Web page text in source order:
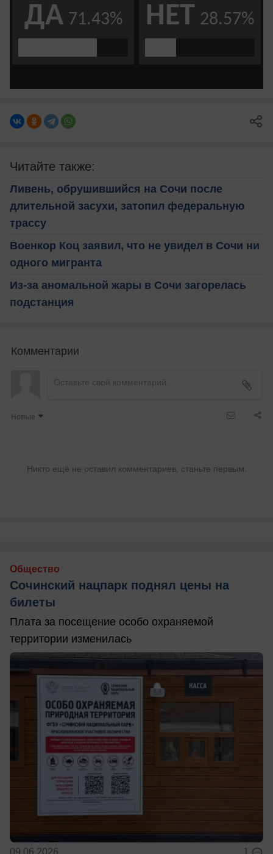
Читайте также:
Ливень, обрушившийся на Сочи после
длительной засухи, затопил федеральную
трассу
Военкор Коц заявил, что не увидел в Сочи ни
одного мигранта
Из-за аномальной жары в Сочи загорелась
подстанция
Комментарии
Новые
Никто ещё не оставил комментариев, станьте первым.
Общество
Сочинский нацпарк поднял цены на
билеты
Плата за посещение особо охраняемой
территории изменилась
09.06.2026 1